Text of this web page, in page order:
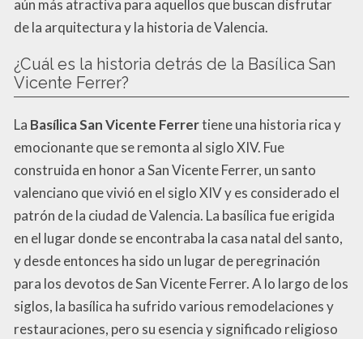
aún más atractiva para aquellos que buscan disfrutar
de la arquitectura y la historia de Valencia.
¿Cuál es la historia detrás de la Basílica San
Vicente Ferrer?
La Basílica San Vicente Ferrertiene una historia rica y
emocionante que se remonta al siglo XIV. Fue
construida en honor a San Vicente Ferrer, un santo
valenciano que vivió en el siglo XIV y es considerado el
patrón de la ciudad de Valencia. La basílica fue erigida
en el lugar donde se encontraba la casa natal del santo,
y desde entonces ha sido un lugar de peregrinación
para los devotos de San Vicente Ferrer. A lo largo de los
siglos, la basílica ha sufrido various remodelaciones y
restauraciones, pero su esencia y significado religioso